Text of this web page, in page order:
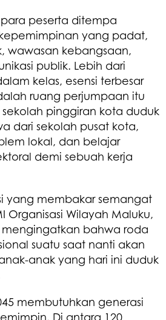
peserta ditempa
yang padat,
wawasan kebangsaan,
publik. Lebih dari
kelas, esensi terbesar
ruang perjumpaan itu
sekolah pinggiran kota duduk
dari sekolah pusat kota,
lokal, dan belajar
demi sebuah kerja
yang membakar semangat
Organisasi Wilayah Maluku,
mengingatkan bahwa roda
suatu saat nanti akan
anak yang hari ini duduk
membutuhkan generasi
Di antara 120